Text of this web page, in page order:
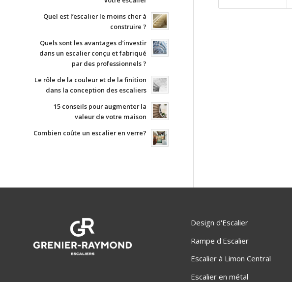
Quel est l’escalier le moins cher à
construire ?
Quels sont les avantages d’investir
dans un escalier conçu et fabriqué
par des professionnels ?
Le rôle de la couleur et de la finition
dans la conception des escaliers
15 conseils pour augmenter la
valeur de votre maison
Combien coûte un escalier en verre?
Design d'Escalier
Rampe d'Escalier
Escalier à Limon Central
Escalier en métal